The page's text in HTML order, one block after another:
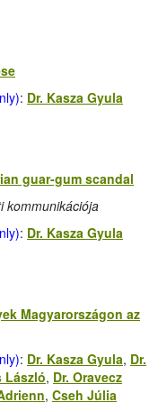
: Dr. Kasza Gyula
guar-gum scandal
kommunikációja
: Dr. Kasza Gyula
Magyarországon az
: Dr. Kasza Gyula, Dr.
László, Dr. Oravecz
, Cseh Júlia